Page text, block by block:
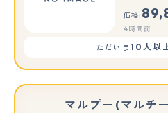
価格:
4時間前
ただいま 10人以
マルプー(マルチ